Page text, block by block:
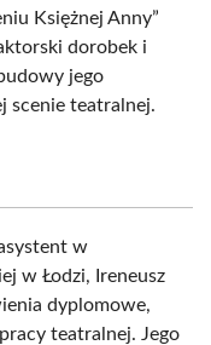
Księżnej Anny”
dorobek i
jego
scenie teatralnej.
w
w Łodzi, Ireneusz
dyplomowe,
teatralnej. Jego